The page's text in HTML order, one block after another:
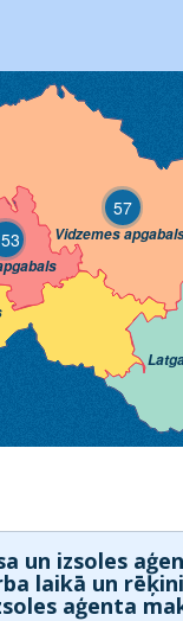
57
Vidzemes
un izsoles
laikā un
aģenta